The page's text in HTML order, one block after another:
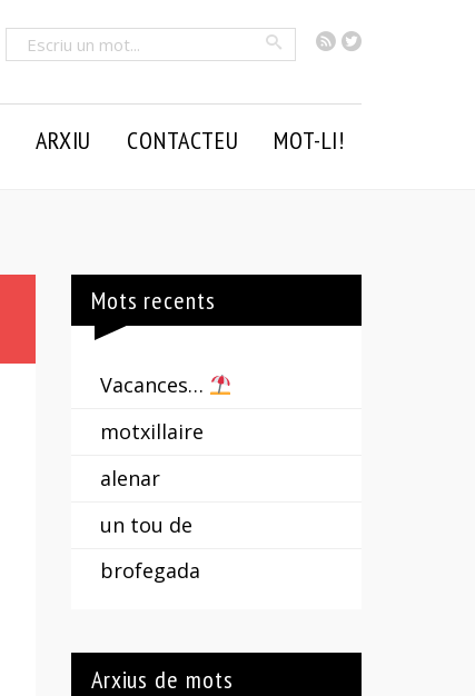
RSSTwitter
Cercar
ARXIU CONTACTEU MOT-LI!
Mots recents
Vacances…
motxillaire
alenar
un tou de
brofegada
Arxius de mots